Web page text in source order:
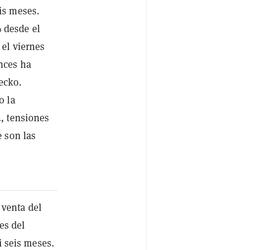
meses.
desde el
viernes
ha
la
tensiones
son las
del
del
meses.